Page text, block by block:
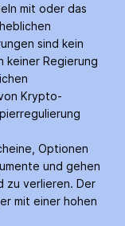
mit oder das
sind kein
keiner Regierung
Krypto­
Optionen
und gehen
zu verlieren. Der
mit einer hohen